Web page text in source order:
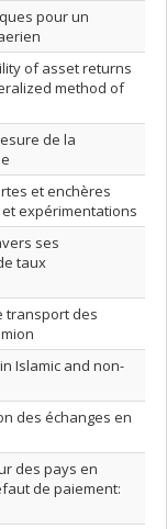
pour un
of asset returns
method of
de la
et enchères
expérimentations
ses
taux
transport des
Islamic and non-
des échanges en
des pays en
de paiement: